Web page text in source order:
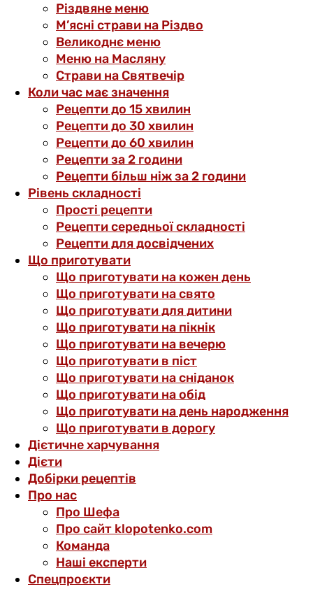
Різдвяне меню
М’ясні страви на Різдво
Великоднє меню
Меню на Масляну
Страви на Святвечір
Коли час має значення
Рецепти до 15 хвилин
Рецепти до 30 хвилин
Рецепти до 60 хвилин
Рецепти за 2 години
Рецепти більш ніж за 2 години
Рівень складності
Прості рецепти
Рецепти середньої складності
Рецепти для досвідчених
Що приготувати
Що приготувати на кожен день
Що приготувати на свято
Що приготувати для дитини
Що приготувати на пікнік
Що приготувати на вечерю
Що приготувати в піст
Що приготувати на сніданок
Що приготувати на обід
Що приготувати на день народження
Що приготувати в дорогу
Дієтичне харчування
Дієти
Добірки рецептів
Про нас
Про Шефа
Про сайт klopotenko.com
Команда
Наші експерти
Спецпроєкти